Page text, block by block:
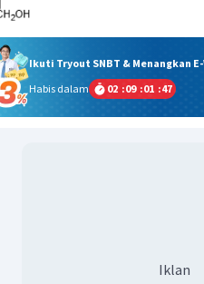
Ikuti Tryout SNBT & Menangkan
Habis dalam
02 :09 :01 :46
Iklan